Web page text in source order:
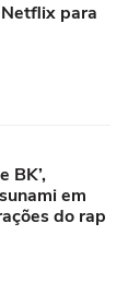
para
BK’,
em
do rap